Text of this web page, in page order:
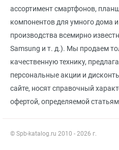
ассортимент смартфонов,
компонентов для умного дома
производства всемирно
Samsung и т. д.). Мы продаем
качественную технику,
персональные акции и
сайте, носят справочный
офертой, определяемой
© Spb-katalog.ru 2010 - 2026 г.